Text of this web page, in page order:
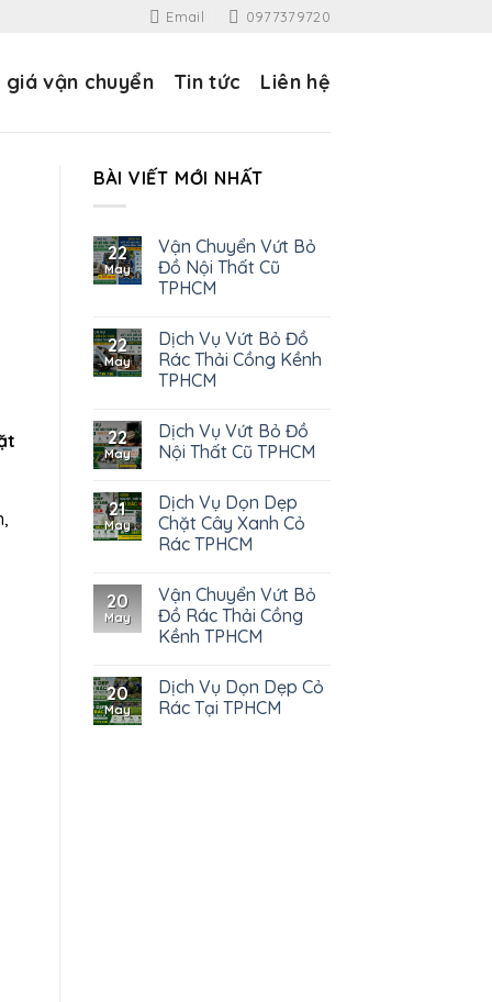
Email 0977379720
giá vận chuyển Tin tức Liên hệ
BÀI VIẾT MỚI NHẤT
22
May
Vận Chuyển Vứt Bỏ
Đồ Nội Thất Cũ
TPHCM
22
May
Dịch Vụ Vứt Bỏ Đồ
Rác Thải Cồng Kềnh
TPHCM
22
May
Dịch Vụ Vứt Bỏ Đồ
Nội Thất Cũ TPHCM
21
May
Dịch Vụ Dọn Dẹp
Chặt Cây Xanh Cỏ
Rác TPHCM
20
May
Vận Chuyển Vứt Bỏ
Đồ Rác Thải Cồng
Kềnh TPHCM
20
May
Dịch Vụ Dọn Dẹp Cỏ
Rác Tại TPHCM